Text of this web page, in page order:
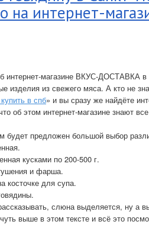
на интернет-
интернет-магазине ВКУС-ДОСТАВКА в
изделия из свежего мяса. А кто не
в спб» и вы сразу же найдёте
об этом интернет-магазине знают
будет предложен большой выбор
кусками по 200-500 г.
и фарша.
косточке для супа.
слюна выделяется, ну а
выше в этом тексте и всё это